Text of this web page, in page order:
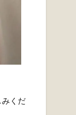
みくだ